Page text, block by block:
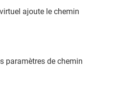
ajoute le chemin
paramètres de chemin